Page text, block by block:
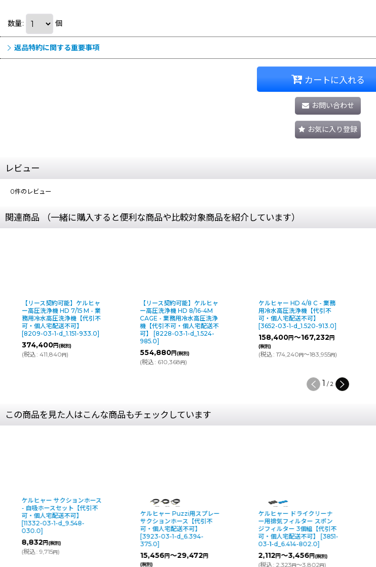
数量: 個
返品特約に関する重要事項
カートに入れる
お問い合わせ
お気に入り登録
レビュー
0件のレビュー
関連商品 （一緒に購入すると便利な商品や比較対象商品を紹介しています）
【リース契約可能】ケルヒャ
ー高圧洗浄機 HD 7/15 M - 業
務用冷水高圧洗浄機【代引不
可・個人宅配送不可】
[8209-03-1-d_1.151-933.0]
374,400円(税別)
(税込: 411,840円)
【リース契約可能】ケルヒャ
ー高圧洗浄機 HD 8/16-4M
CAGE - 業務用冷水高圧洗浄
機【代引不可・個人宅配送不
可】
[8228-03-1-d_1.524-
985.0]
554,880円(税別)
(税込: 610,368円)
ケルヒャー HD 4/8 C - 業務
用冷水高圧洗浄機【代引不
可・個人宅配送不可】
[3652-03-1-d_1.520-913.0]
158,400円～167,232 円
(税別)
(税込: 174,240円～183,955円)
1 / 2
この商品を見た人はこんな商品もチェックしています
ケルヒャー サクションホース
- 自吸ホースセット【代引不
可・個人宅配送不可】
[11332-03-1-d_9.548-
030.0]
8,832円(税別)
(税込: 9,715円)
ケルヒャー Puzzi用スプレー
サクションホース【代引不
可・個人宅配送不可】
[3923-03-1-d_6.394-
375.0]
15,456円～29,472円
(税別)
ケルヒャー ドライクリーナ
ー用排気フィルター スポン
ジフィルター 3個組【代引不
可・個人宅配送不可】
[3851-
03-1-d_6.414-802.0]
2,112円～3,456円(税別)
(税込: 2,323円～3,802円)